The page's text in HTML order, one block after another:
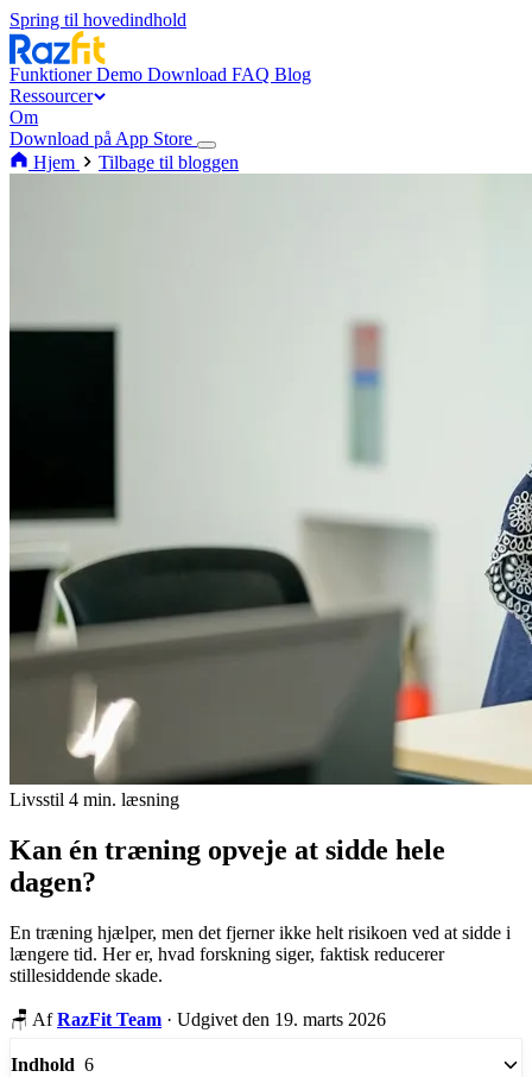
Spring til hovedindhold
FunktionerDemo Download FAQ Blog
Ressourcer
Om
Download på App Store
Hjem
Tilbage til bloggen
Livsstil 4 min. læsning
Kan én træning opveje at sidde hele
dagen?
En træning hjælper, men det fjerner ikke helt risikoen ved at sidde i
længere tid. Her er, hvad forskning siger, faktisk reducerer
stillesiddende skade.
🪑 AfRazFit Team · Udgivet den 19. marts 2026
Indhold 6